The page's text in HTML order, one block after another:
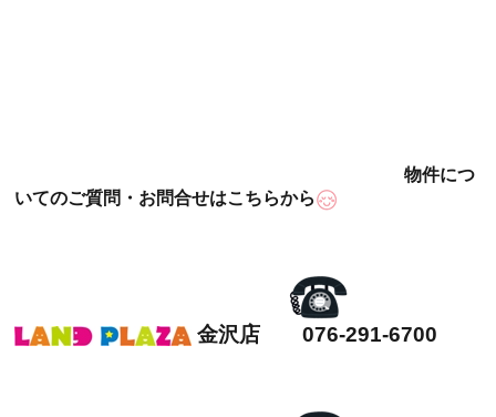
物件につ
いてのご質問・お問合せはこちらから
金沢店 076-291-6700